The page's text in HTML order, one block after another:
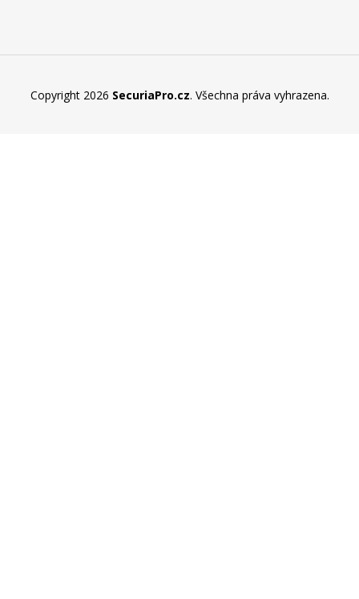
Copyright 2026 SecuriaPro.cz. Všechna práva vyhrazena.